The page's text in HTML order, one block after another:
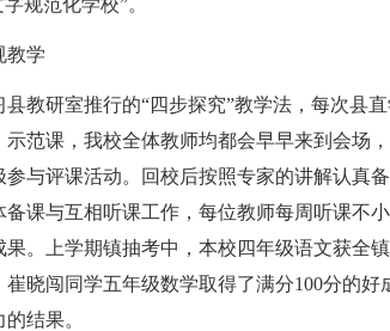
规范化学校”。
教学
县教研室推行的“四步探究”教学法，每次县
示范课，我校全体教师均都会早早来到会场
参与评课活动。回校后按照专家的讲解认真
备课与互相听课工作，每位教师每周听课不
果。上学期镇抽考中，本校四年级语文获全
崔晓闯同学五年级数学取得了满分100分的
结果。